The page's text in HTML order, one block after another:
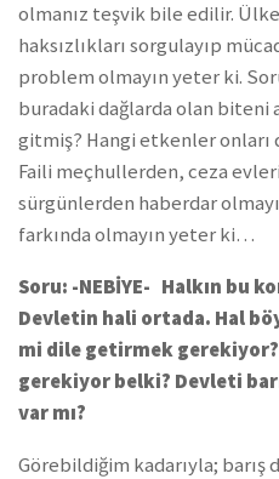
olmanız teşvik bile edilir.
haksızlıkları sorgulayıp
problem olmayın yeter ki.
buradaki dağlarda olan biteni
gitmiş? Hangi etkenler onları
Faili meçhullerden, ceza
sürgünlerden haberdar
farkında olmayın yeter ki…
Soru: -NEBİYE- Halkın bu
Devletin hali ortada. Hal
mi dile getirmek
gerekiyor belki? Devleti
var mı?
Görebildiğim kadarıyla; barış